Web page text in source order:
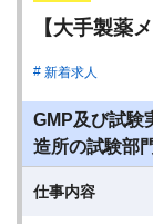
【大手製薬
新着求人
GMP及び試験
造所の試験部
仕事内容